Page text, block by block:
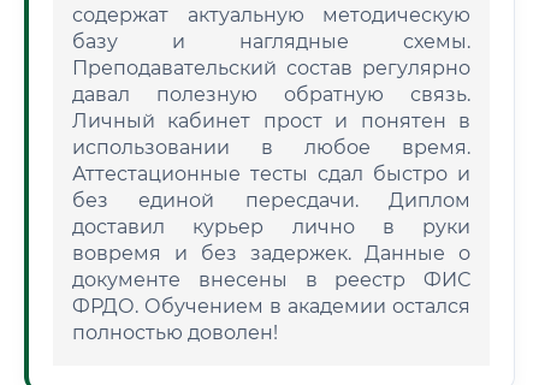
содержат актуальную методическую
базу и наглядные схемы.
Преподавательский состав регулярно
давал полезную обратную связь.
Личный кабинет прост и понятен в
использовании в любое время.
Аттестационные тесты сдал быстро и
без единой пересдачи. Диплом
доставил курьер лично в руки
вовремя и без задержек. Данные о
документе внесены в реестр ФИС
ФРДО. Обучением в академии остался
полностью доволен!